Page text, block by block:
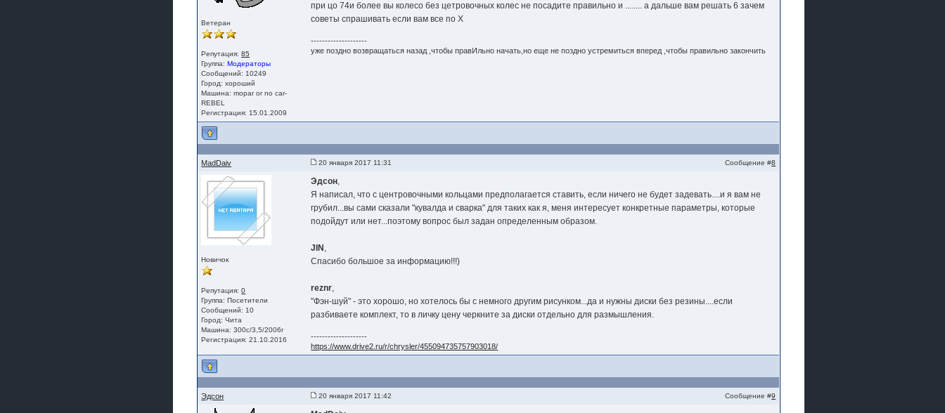
Ветеран
Репутация:85
Группа:Модераторы
Сообщений: 10249
Город: хороший
Машина: mopar or no car-
REBEL
Регистрация: 15.01.2009
при цо 74и более вы колесо без цетровочных колес не посадите правильно и ........ а дальше вам решать 6 зачем
советы спрашивать если вам все по Х
--------------------
уже поздно возвращаться назад ,чтобы правИльно начать,но еще не поздно устремиться вперед ,чтобы правильно закончить
MadDaiv 20 января 2017 11:31 Сообщение #8
Новичок
Репутация:0
Группа:Посетители
Сообщений: 10
Город: Чита
Машина: 300с/3,5/2006г
Регистрация: 21.10.2016
Эдсон,
Я написал, что с центровочными кольцами предполагается ставить, если ничего не будет задевать....и я вам не
грубил...вы сами сказали "кувалда и сварка" для таких как я, меня интересует конкретные параметры, которые
подойдут или нет...поэтому вопрос был задан определенным образом.
JIN ,
Спасибо большое за информацию!!!)
reznr,
"Фэн-шуй" - это хорошо, но хотелось бы с немного другим рисунком...да и нужны диски без резины....если
разбиваете комплект, то в личку цену черкните за диски отдельно для размышления.
--------------------
https://www.drive2.ru/r/chrysler/455094735757903018/
Эдсон 20 января 2017 11:42 Сообщение #9